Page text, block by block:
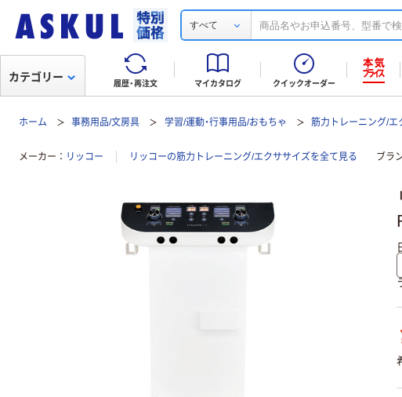
すべて
履歴・再注文 マイカタログ クイックオーダー
カテゴリー
ホーム 事務用品/文房具 学習/運動・行事用品/おもちゃ 筋力トレーニング/エ
メーカー リッコー リッコーの筋力トレーニング/エクササイズを全て見る ブラ